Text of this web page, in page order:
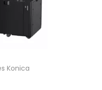
Konica